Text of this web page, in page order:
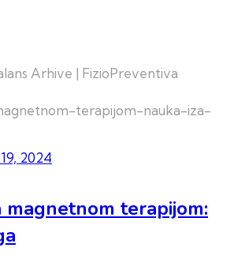
Arhive | FizioPreventiva
2024
magnetnom terapijom: